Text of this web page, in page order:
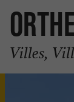
Villes,